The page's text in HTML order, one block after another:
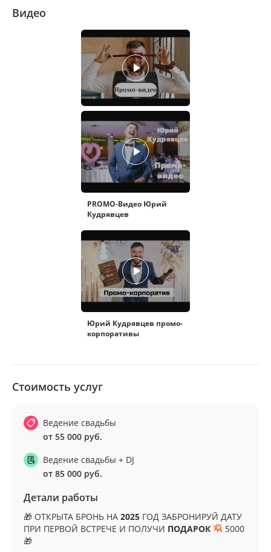
Видео
PROMO-Видео Юрий
Кудрявцев
Юрий Кудрявцев промо-
корпоративы
Стоимость услуг
Ведение свадьбы
от 55 000 руб.
Ведение свадьбы + DJ
от 85 000 руб.
Детали работы
🎁 ОТКРЫТА БРОНЬ НА 2025 ГОД ЗАБРОНИРУЙ ДАТУ
ПРИ ПЕРВОЙ ВСТРЕЧЕ И ПОЛУЧИ ПОДАРОК
5000
🎁